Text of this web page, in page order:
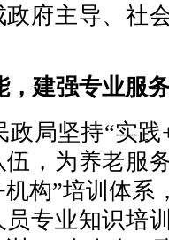
政府主导、社
，建强专业服
政局坚持“实
伍，为养老服
机构”培训体系
员专业知识培